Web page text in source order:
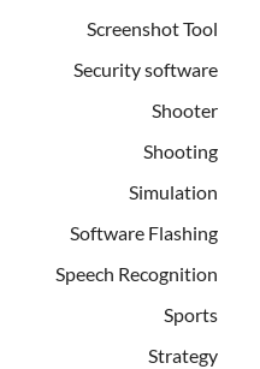
Screenshot Tool
Security software
Shooter
Shooting
Simulation
Software Flashing
Speech Recognition
Sports
Strategy